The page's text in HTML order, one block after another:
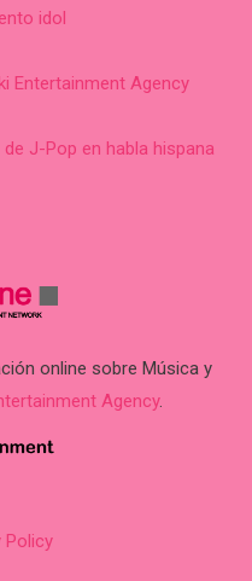
idol
Entertainment Agency
J-Pop en habla hispana
online sobre Música y
Agency.
Policy